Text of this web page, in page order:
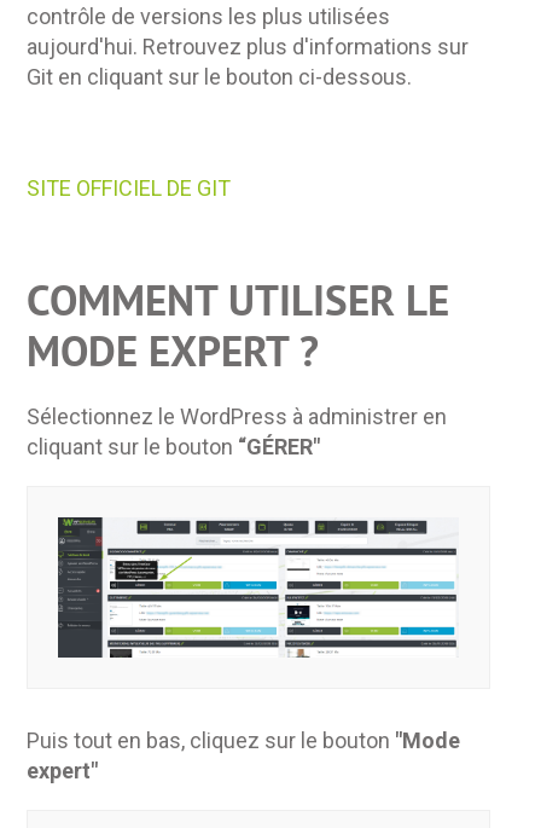
contrôle de versions les plus utilisées
aujourd'hui. Retrouvez plus d'informations sur
Git en cliquant sur le bouton ci-dessous.
SITE OFFICIEL DE GIT
COMMENT UTILISER LE
MODE EXPERT ?
Sélectionnez le WordPress à administrer en
cliquant sur le bouton “GÉRER"
Puis tout en bas, cliquez sur le bouton "Mode
expert"